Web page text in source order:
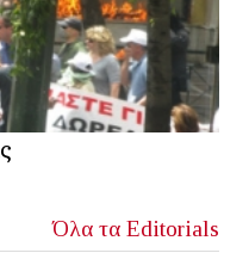
Όλα τα Editorials